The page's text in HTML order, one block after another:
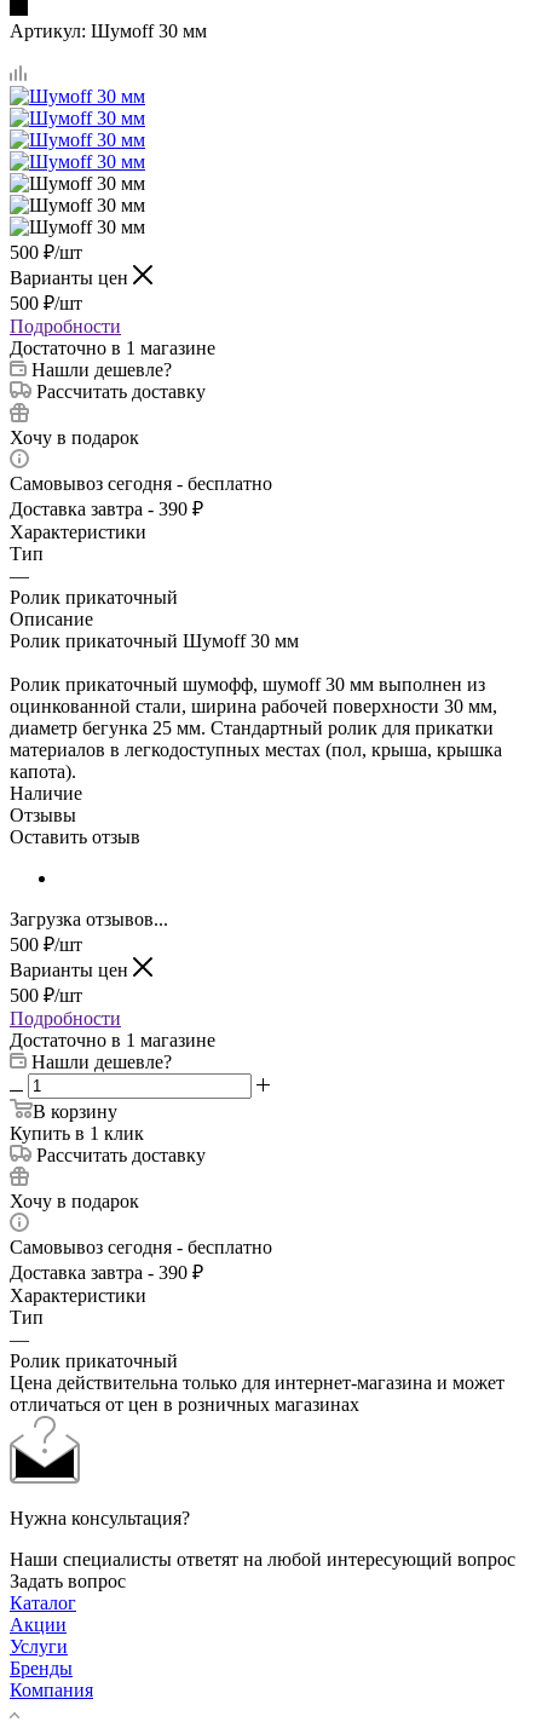
Артикул: Шумоff 30 мм
500 ₽/шт
Варианты цен
500 ₽/шт
Подробности
Достаточно в 1 магазине
Нашли дешевле?
Рассчитать доставку
Хочу в подарок
Самовывоз сегодня - бесплатно
Доставка завтра - 390 ₽
Характеристики
Тип
—
Ролик прикаточный
Описание
Ролик прикаточный Шумоff 30 мм
Ролик прикаточный шумофф, шумoff 30 мм выполнен из
оцинкованной стали, ширина рабочей поверхности 30 мм,
диаметр бегунка 25 мм. Стандартный ролик для прикатки
материалов в легкодоступных местах (пол, крыша, крышка
капота).
Наличие
Отзывы
Оставить отзыв
Загрузка отзывов...
500 ₽/шт
Варианты цен
500 ₽/шт
Подробности
Достаточно в 1 магазине
Нашли дешевле?
В корзину
Купить в 1 клик
Рассчитать доставку
Хочу в подарок
Самовывоз сегодня - бесплатно
Доставка завтра - 390 ₽
Характеристики
Тип
—
Ролик прикаточный
Цена действительна только для интернет-магазина и может
отличаться от цен в розничных магазинах
Нужна консультация?
Наши специалисты ответят на любой интересующий вопрос
Задать вопрос
Каталог
Акции
Услуги
Бренды
Компания